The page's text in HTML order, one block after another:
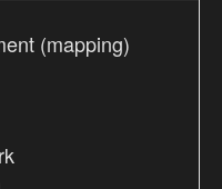
(mapping)